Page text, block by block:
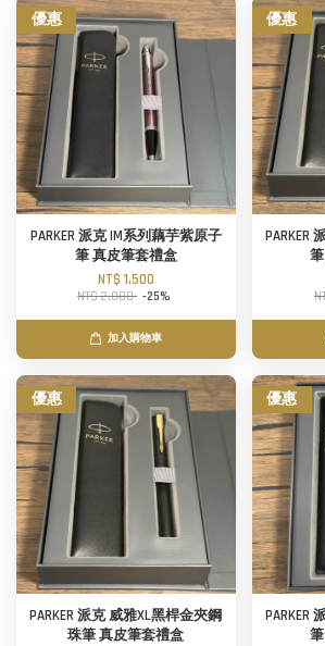
優惠
PARKER 派克 IM系列藕芋紫原子
筆 真皮筆套禮盒
NT$ 1,500
NT$ 2,000 -25%
加入購物車
優惠
PARKER
優惠
PARKER 派克 威雅XL黑桿金夾鋼
珠筆 真皮筆套禮盒
優惠
PARKER